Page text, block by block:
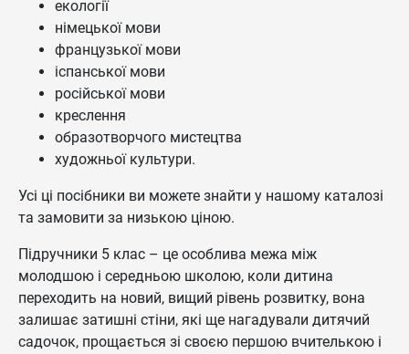
екології
німецької мови
французької мови
іспанської мови
російської мови
креслення
образотворчого мистецтва
художньої культури.
Усі ці посібники ви можете знайти у нашому каталозі
та замовити за низькою ціною.
Підручники 5 клас – це особлива межа між
молодшою і середньою школою, коли дитина
переходить на новий, вищий рівень розвитку, вона
залишає затишні стіни, які ще нагадували дитячий
садочок, прощається зі своєю першою вчителькою і